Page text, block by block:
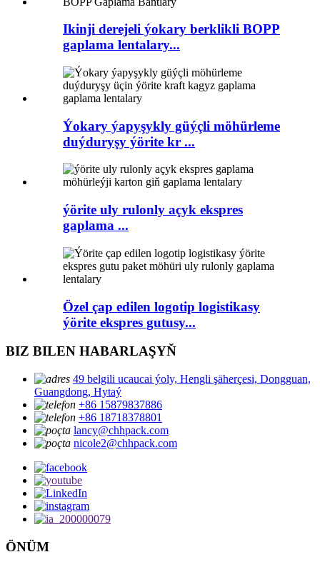
Ikinji derejeli ýokary berklikli BOPP
gaplama lentalary...
Ýokary ýapyşykly güýçli möhürleme
duýduryşy ýörite kr ...
ýörite uly rulonly açyk ekspres
gaplama ...
Özel çap edilen logotip logistikasy
ýörite ekspres gutusy...
BIZ BILEN HABARLAŞYŇ
49 belgili ucaucai ýoly, Hengli şäherçesi, Dongguan,
Guangdong, Hytaý
+86 15879837886
+86 18718378801
lancy@chhpack.com
nicole2@chhpack.com
ÖNÜM